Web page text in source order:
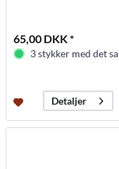
65,00 DKK *
3 stykker med det
Detaljer